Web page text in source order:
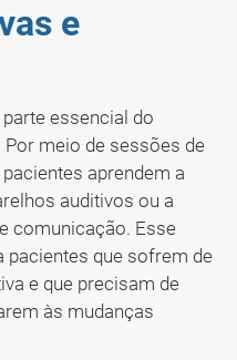
e
essencial do
meio de sessões de
aprendem a
auditivos ou a
comunicação. Esse
pacientes que sofrem de
e que precisam de
às mudanças